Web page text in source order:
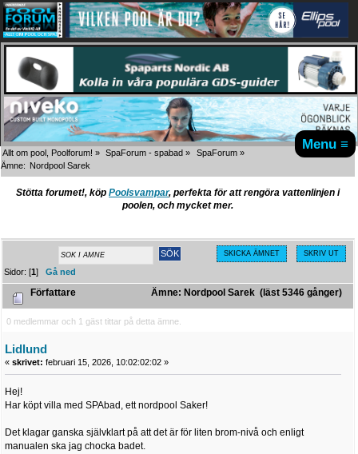
Menu ≡
Allt om pool, Poolforum! » SpaForum - spabad » SpaForum»
Ämne: Nordpool Sarek
Stötta forumet!, köp Poolsvampar, perfekta för att rengöra vattenlinjen i
poolen, och mycket mer.
SKICKA ÄMNET SKRIV UT
Sidor: [1]Gå ned
Författare Ämne: Nordpool Sarek (läst 5346 gånger)
0 medlemmar och 1 gäst tittar på detta ämne.
Lidlund
« skrivet: februari 15, 2026, 10:02:02:02 »
Hej!
Har köpt villa med SPAbad, ett nordpool Saker!
Det klagar ganska självklart på att det är för liten brom-nivå och enligt
manualen ska jag chocka badet.